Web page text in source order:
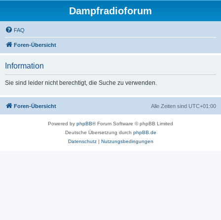
Dampfradioforum
FAQ
Foren-Übersicht
Information
Sie sind leider nicht berechtigt, die Suche zu verwenden.
Foren-Übersicht Alle Zeiten sind UTC+01:00
Powered by phpBB® Forum Software © phpBB Limited
Deutsche Übersetzung durch phpBB.de
Datenschutz| Nutzungsbedingungen